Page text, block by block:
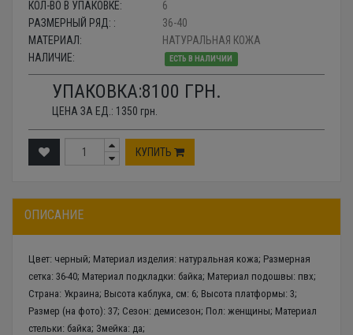
КОЛ-ВО В УПАКОВКЕ:
6
РАЗМЕРНЫЙ РЯД: :
36-40
МАТЕРИАЛ:
НАТУРАЛЬНАЯ КОЖА
НАЛИЧИЕ:
ЕСТЬ В НАЛИЧИИ
УПАКОВКА:8100 ГРН.
ЦЕНА ЗА ЕД.: 1350 грн.
КУПИТЬ
ОПИСАНИЕ
Цвет: черный; Материал изделия: натуральная кожа; Размерная
сетка: 36-40; Материал подкладки: байка; Материал подошвы: пвх;
Страна: Украина; Высота каблука, см: 6; Высота платформы: 3;
Размер (на фото): 37; Сезон: демисезон; Пол: женщины; Материал
стельки: байка; Змейка: да;